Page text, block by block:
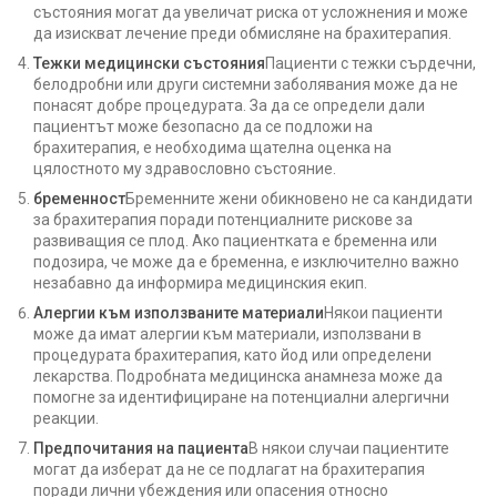
състояния могат да увеличат риска от усложнения и може
да изискват лечение преди обмисляне на брахитерапия.
Тежки медицински състоянияПациенти с тежки сърдечни,
белодробни или други системни заболявания може да не
понасят добре процедурата. За да се определи дали
пациентът може безопасно да се подложи на
брахитерапия, е необходима щателна оценка на
цялостното му здравословно състояние.
бременностБременните жени обикновено не са кандидати
за брахитерапия поради потенциалните рискове за
развиващия се плод. Ако пациентката е бременна или
подозира, че може да е бременна, е изключително важно
незабавно да информира медицинския екип.
Алергии към използваните материалиНякои пациенти
може да имат алергии към материали, използвани в
процедурата брахитерапия, като йод или определени
лекарства. Подробната медицинска анамнеза може да
помогне за идентифициране на потенциални алергични
реакции.
Предпочитания на пациентаВ някои случаи пациентите
могат да изберат да не се подлагат на брахитерапия
поради лични убеждения или опасения относно